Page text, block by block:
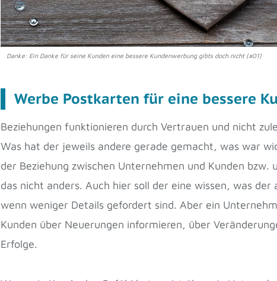
Danke: Ein Danke für seine Kunden eine bessere Kundenwerbung gibts doch nicht (#01)
Werbe Postkarten für eine bessere
Beziehungen funktionieren durch Vertrauen und nicht
Was hat der jeweils andere gerade gemacht, was war
der Beziehung zwischen Unternehmen und Kunden
das nicht anders. Auch hier soll der eine wissen, was
wenn weniger Details gefordert sind. Aber ein
Kunden über Neuerungen informieren, über
Erfolge.